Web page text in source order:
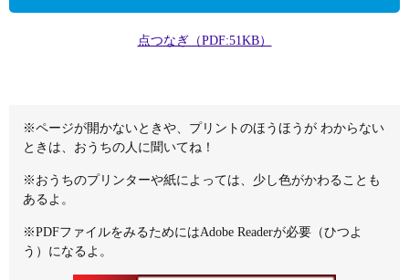
点つなぎ（PDF:51KB）
※ページが開かないときや、プリントのほうほうが わからない
ときは、おうちの人に聞いてね！
※おうちのプリンターや紙によっては、少し色がかわることも
あるよ。
※PDFファイルをみるためにはAdobe Readerが必要（ひつよ
う）になるよ。